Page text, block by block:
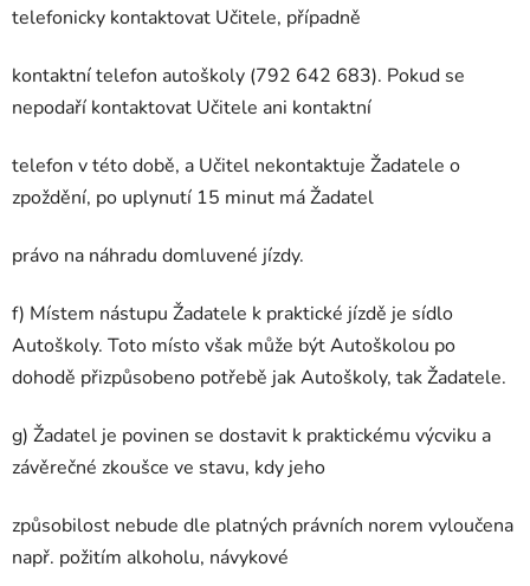
telefonicky kontaktovat Učitele, případně
kontaktní telefon autoškoly (792 642 683). Pokud se
nepodaří kontaktovat Učitele ani kontaktní
telefon v této době, a Učitel nekontaktuje Žadatele o
zpoždění, po uplynutí 15 minut má Žadatel
právo na náhradu domluvené jízdy.
f) Místem nástupu Žadatele k praktické jízdě je sídlo
Autoškoly. Toto místo však může být Autoškolou po
dohodě přizpůsobeno potřebě jak Autoškoly, tak Žadatele.
g) Žadatel je povinen se dostavit k praktickému výcviku a
závěrečné zkoušce ve stavu, kdy jeho
způsobilost nebude dle platných právních norem vyloučena
např. požitím alkoholu, návykové